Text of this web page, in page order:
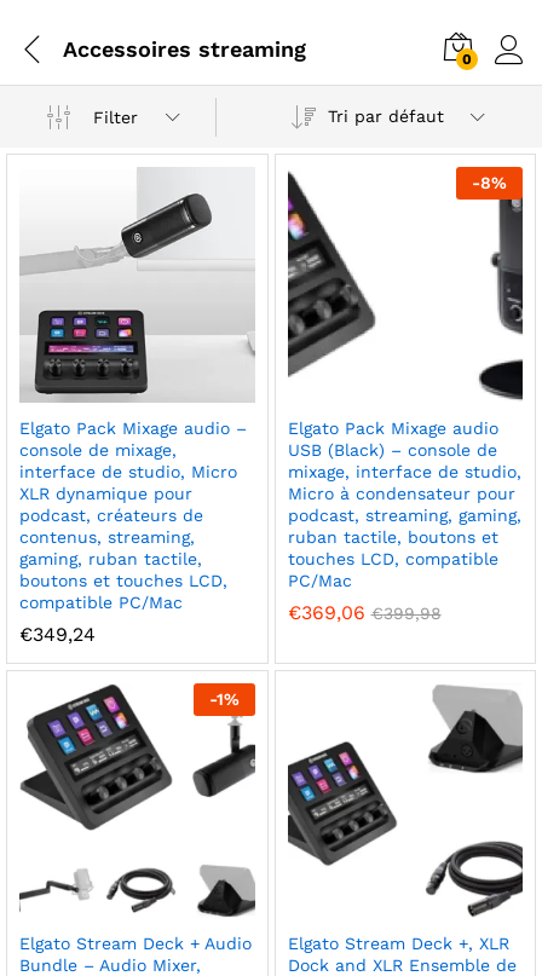
Accessoires streaming 0
Filter Tri par défaut
Elgato Pack Mixage audio –
console de mixage,
interface de studio, Micro
XLR dynamique pour
podcast, créateurs de
contenus, streaming,
gaming, ruban tactile,
boutons et touches LCD,
compatible PC/Mac
€349,24
-8%
Elgato Pack Mixage audio
USB (Black) – console de
mixage, interface de studio,
Micro à condensateur pour
podcast, streaming, gaming,
ruban tactile, boutons et
touches LCD, compatible
PC/Mac
€369,06 €399,98
-1%
Elgato Stream Deck + Audio
Bundle – Audio Mixer,
Elgato Stream Deck +, XLR
Dock and XLR Ensemble de